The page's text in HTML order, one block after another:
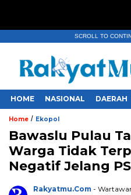
SCROLL TO
HOME NASIONAL DAERAH
Home / Ekopol
Bawaslu Pulau
Warga Tidak
Negatif Jelang
Rakyatmu.com -